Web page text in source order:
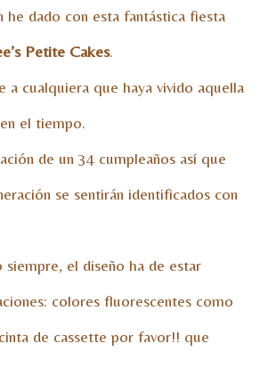
he dado con esta fantástica fiesta
Petite Cakes.
a cualquiera que haya vivido aquella
el tiempo.
de un 34 cumpleaños así que
se sentirán identificados con
siempre, el diseño ha de estar
colores fluorescentes como
de cassette por favor!! que